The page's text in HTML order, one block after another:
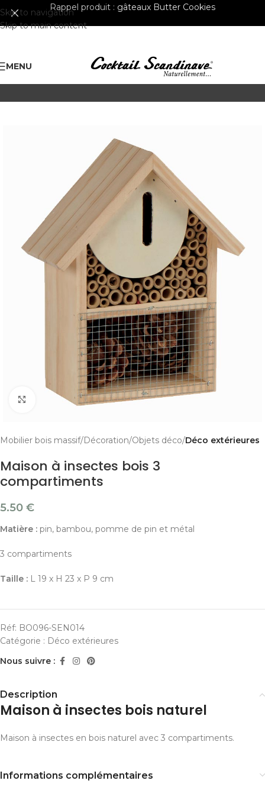
Skip to navigation
Skip to main content
Rappel produit : gâteaux Butter Cookies
MENU
Cliquer pour agrandir
Mobilier bois massif Décoration Objets déco Déco extérieures
Maison à insectes bois 3
compartiments
5.50 €
Matière : pin, bambou, pomme de pin et métal
3 compartiments
Taille : L 19 x H 23 x P 9 cm
Réf: BO096-SEN014
Catégorie : Déco extérieures
Nous suivre :
Description
Maison à insectes bois naturel
Maison à insectes en bois naturel avec 3 compartiments.
Informations complémentaires